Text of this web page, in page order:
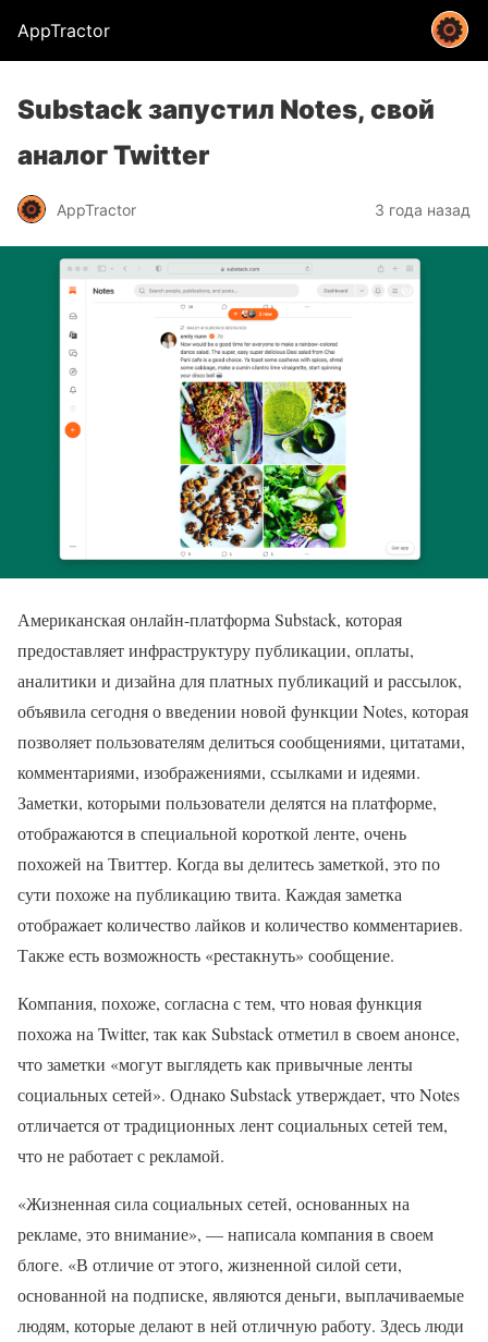
AppTractor
Substack запустил Notes, свой
аналог Twitter
AppTractor 3 года назад
Американская онлайн-платформа Substack, которая
предоставляет инфраструктуру публикации, оплаты,
аналитики и дизайна для платных публикаций и рассылок,
объявила сегодня о введении новой функции Notes, которая
позволяет пользователям делиться сообщениями, цитатами,
комментариями, изображениями, ссылками и идеями.
Заметки, которыми пользователи делятся на платформе,
отображаются в специальной короткой ленте, очень
похожей на Твиттер. Когда вы делитесь заметкой, это по
сути похоже на публикацию твита. Каждая заметка
отображает количество лайков и количество комментариев.
Также есть возможность «рестакнуть» сообщение.
Компания, похоже, согласна с тем, что новая функция
похожа на Twitter, так как Substack отметил в своем анонсе,
что заметки «могут выглядеть как привычные ленты
социальных сетей». Однако Substack утверждает, что Notes
отличается от традиционных лент социальных сетей тем,
что не работает с рекламой.
«Жизненная сила социальных сетей, основанных на
рекламе, это внимание», — написала компания в своем
блоге. «В отличие от этого, жизненной силой сети,
основанной на подписке, являются деньги, выплачиваемые
людям, которые делают в ней отличную работу. Здесь люди